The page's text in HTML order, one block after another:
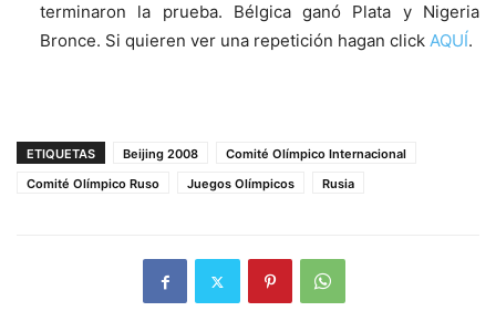
terminaron la prueba. Bélgica ganó Plata y Nigeria
Bronce. Si quieren ver una repetición hagan click AQUÍ.
ETIQUETAS Beijing 2008
Comité Olímpico Internacional
Comité Olímpico Ruso
Juegos Olímpicos Rusia